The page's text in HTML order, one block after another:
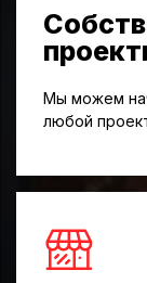
Мы можем
любой